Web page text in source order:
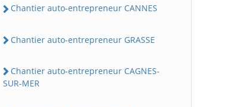
Chantier auto-entrepreneur CANNES
Chantier auto-entrepreneur GRASSE
Chantier auto-entrepreneur CAGNES-
SUR-MER